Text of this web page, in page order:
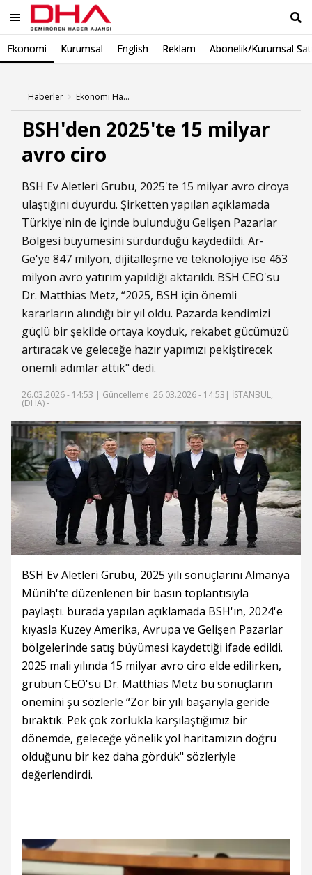
Ekonomi Kurumsal English Reklam Abonelik/Kurumsal
Haberler Ekonomi Haberleri
BSH'den 2025'te 15 milyar
avro ciro
BSH Ev Aletleri Grubu, 2025'te 15 milyar avro ciroya
ulaştığını duyurdu. Şirketten yapılan açıklamada
Türkiye'nin de içinde bulunduğu Gelişen Pazarlar
Bölgesi büyümesini sürdürdüğü kaydedildi. Ar-
Ge'ye 847 milyon, dijitalleşme ve teknolojiye ise 463
milyon avro yatırım yapıldığı aktarıldı. BSH CEO'su
Dr. Matthias Metz, “2025, BSH için önemli
kararların alındığı bir yıl oldu. Pazarda kendimizi
güçlü bir şekilde ortaya koyduk, rekabet gücümüzü
artıracak ve geleceğe hazır yapımızı pekiştirecek
önemli adımlar attık" dedi.
26.03.2026 - 14:53 | Güncelleme: 26.03.2026 - 14:53 | İSTANBUL,
(DHA) -
BSH Ev Aletleri Grubu, 2025 yılı sonuçlarını Almanya
Münih'te düzenlenen bir basın toplantısıyla
paylaştı. burada yapılan açıklamada BSH'ın, 2024'e
kıyasla Kuzey Amerika, Avrupa ve Gelişen Pazarlar
bölgelerinde satış büyümesi kaydettiği ifade edildi.
2025 mali yılında 15 milyar avro ciro elde edilirken,
grubun CEO'su Dr. Matthias Metz bu sonuçların
önemini şu sözlerle “Zor bir yılı başarıyla geride
bıraktık. Pek çok zorlukla karşılaştığımız bir
dönemde, geleceğe yönelik yol haritamızın doğru
olduğunu bir kez daha gördük" sözleriyle
değerlendirdi.